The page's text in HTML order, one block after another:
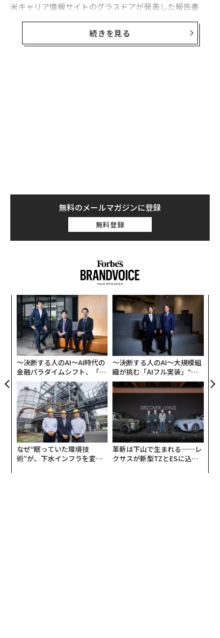
米キャリア情報サイトのグラスドアが発表した報告書
「Workplace Trends 2021（職場のトレンド 2021）」
によると、緊急性がなく、コロナ収束後まで延期できる
選択的医療分野での求人広告は激減。最も影響を受けた
編集＝遠藤宗生
続きを見る
無料のメールマガジンに登録
無料登録
〜決断する人のAI〜AI時代の
金融パラダイムシフト、「超
個別化」の核心 【MUFG×ウ
ェルスナビ×PwC】
〜決断する人のAI〜大規模組
織が挑む「AIフル実装」“使
う”企業から“動く”企業へ【N
TTドコモビジネス×PwC】
なぜ“眠っていた環境技
術”が、下水インフラを変え
革新は下山で生まれる──レ
クサスが新型TZとESに込め